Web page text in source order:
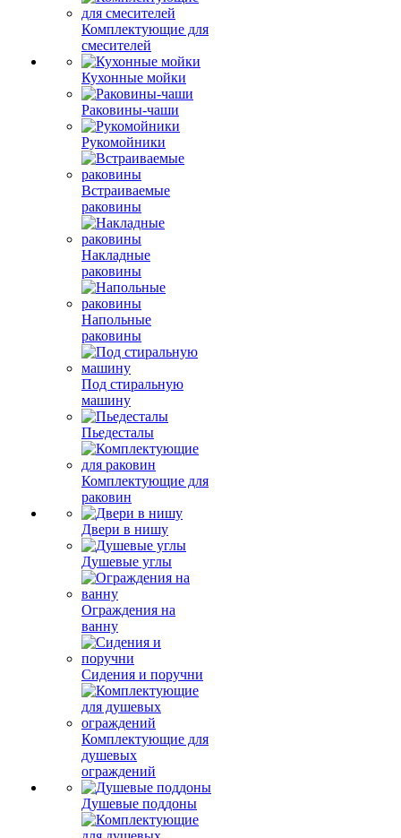
Комплектующие для
смесителей
Кухонные мойки
Раковины-чаши
Рукомойники
Встраиваемые
раковины
Накладные
раковины
Напольные
раковины
Под стиральную
машину
Пьедесталы
Комплектующие для
раковин
Двери в нишу
Душевые углы
Ограждения на
ванну
Сидения и поручни
Комплектующие для
душевых
ограждений
Душевые поддоны